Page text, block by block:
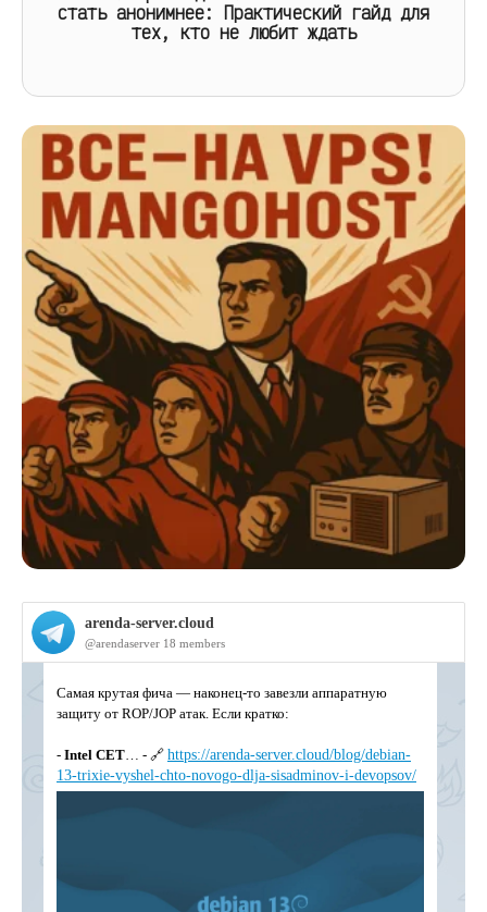
стать анонимнее: Практический гайд для
тех, кто не любит ждать